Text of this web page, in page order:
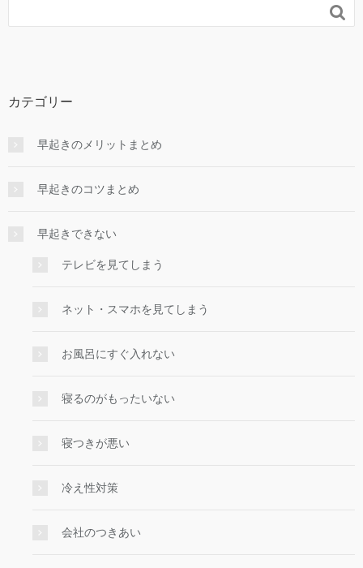

カテゴリー
早起きのメリットまとめ
早起きのコツまとめ
早起きできない
テレビを見てしまう
ネット・スマホを見てしまう
お風呂にすぐ入れない
寝るのがもったいない
寝つきが悪い
冷え性対策
会社のつきあい